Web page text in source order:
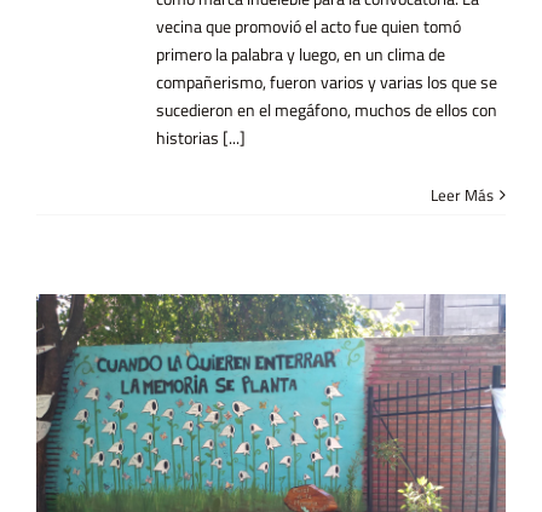
vecina que promovió el acto fue quien tomó
primero la palabra y luego, en un clima de
compañerismo, fueron varios y varias los que se
sucedieron en el megáfono, muchos de ellos con
historias [...]
Leer Más